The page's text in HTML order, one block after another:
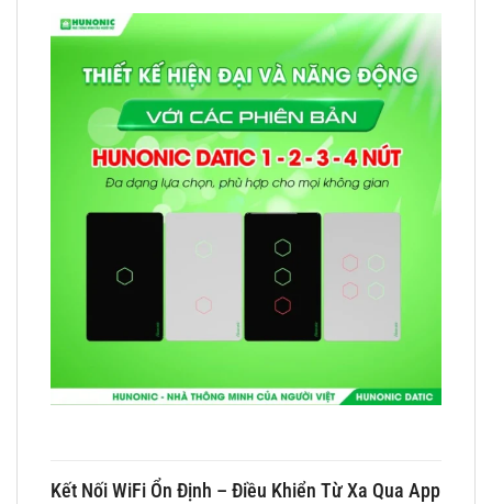
Kết Nối WiFi Ổn Định – Điều Khiển Từ Xa Qua App